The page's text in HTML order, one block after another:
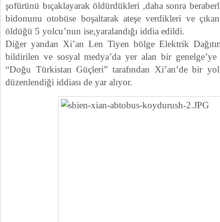
şofürünü bıçaklayarak öldürdükleri ,daha sonra
bidonunu otobüse boşaltarak ateşe verdikleri ve
öldüğü 5 yolcu’nun ise,yaralandığı iddia edildi.
Diğer yandan Xi’an Len Tiyen bölge Elektrik
bildirilen ve sosyal medya’da yer alan bir
“Doğu Türkistan Güçleri” tarafından Xi’an’de bir
düzenlendiği iddiası de yar alıyor.